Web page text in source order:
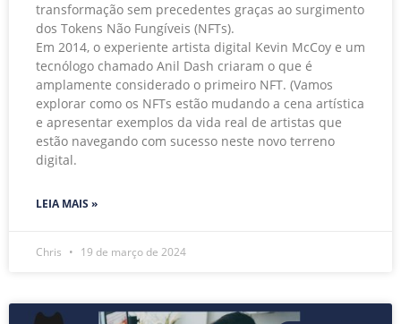
transformação sem precedentes graças ao surgimento
dos Tokens Não Fungíveis (NFTs).
Em 2014, o experiente artista digital Kevin McCoy e um
tecnólogo chamado Anil Dash criaram o que é
amplamente considerado o primeiro NFT. (Vamos
explorar como os NFTs estão mudando a cena artística
e apresentar exemplos da vida real de artistas que
estão navegando com sucesso neste novo terreno
digital.
LEIA MAIS »
Chris 19 de março de 2024